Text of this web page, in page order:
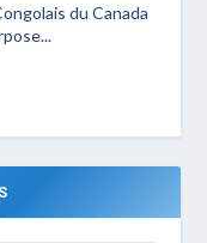
du Canada